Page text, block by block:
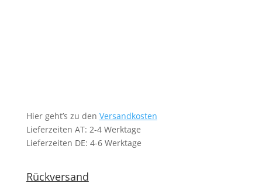
Hier geht’s zu den Versandkosten
Lieferzeiten AT: 2-4 Werktage
Lieferzeiten DE: 4-6 Werktage
Rückversand